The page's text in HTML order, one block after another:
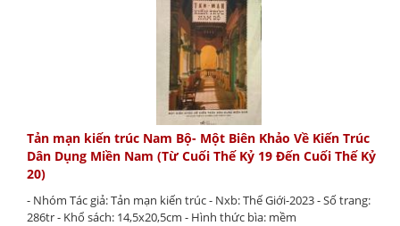
Tản mạn kiến trúc Nam Bộ- Một Biên Khảo Về Kiến Trúc
Dân Dụng Miền Nam (Từ Cuối Thế Kỷ 19 Đến Cuối Thế Kỷ
20)
- Nhóm Tác giả: Tản mạn kiến trúc - Nxb: Thế Giới-2023 - Số trang:
286tr - Khổ sách: 14,5x20,5cm - Hình thức bìa: mềm